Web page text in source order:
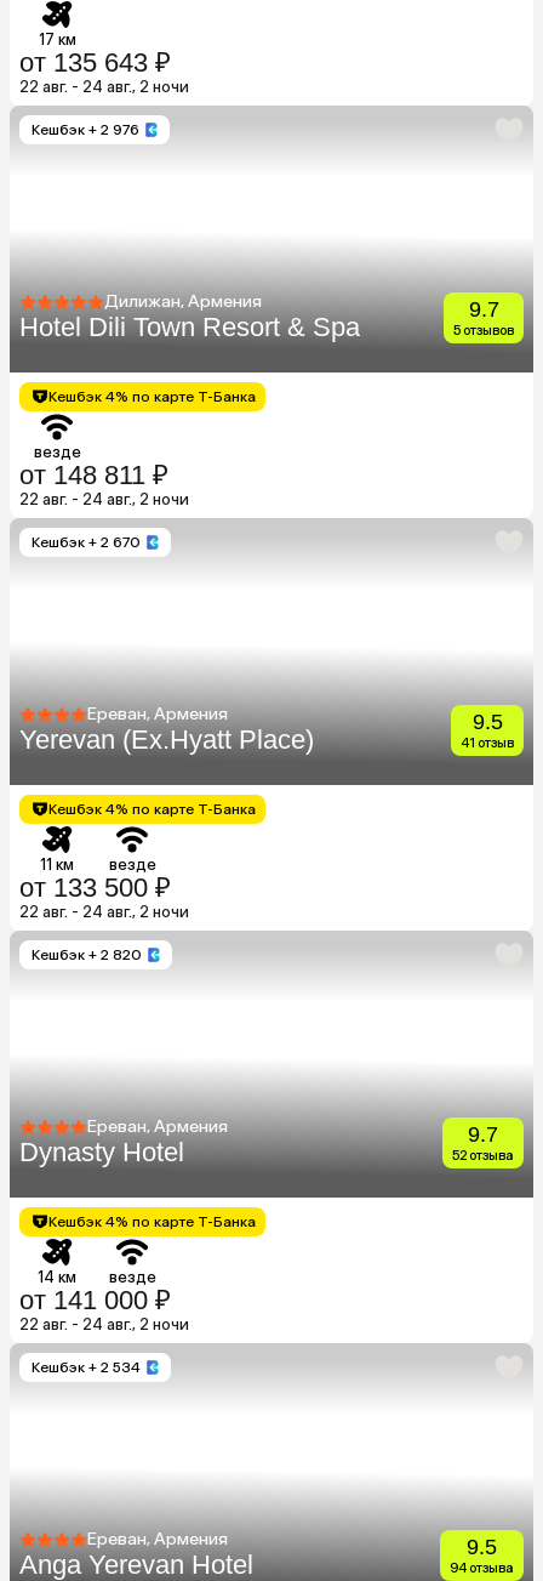
17 км
от 135 643 ₽
22 авг. - 24 авг., 2 ночи
Кешбэк + 2 976
Дилижан, Армения
Hotel Dili Town Resort & Spa
9.7
5 отзывов
Кешбэк 4% по карте Т-Банка
везде
от 148 811 ₽
22 авг. - 24 авг., 2 ночи
Кешбэк + 2 670
Ереван, Армения
Yerevan (Ex.Hyatt Place)
9.5
41 отзыв
Кешбэк 4% по карте Т-Банка
11 км везде
от 133 500 ₽
22 авг. - 24 авг., 2 ночи
Кешбэк + 2 820
Ереван, Армения
Dynasty Hotel
9.7
52 отзыва
Кешбэк 4% по карте Т-Банка
14 км везде
от 141 000 ₽
22 авг. - 24 авг., 2 ночи
Кешбэк + 2 534
Ереван, Армения
Anga Yerevan Hotel
9.5
94 отзыва